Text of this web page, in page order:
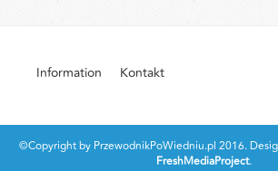
Information Kontakt
©Copyright by PrzewodnikPoWiedniu.pl 2016.
FreshMediaProject.